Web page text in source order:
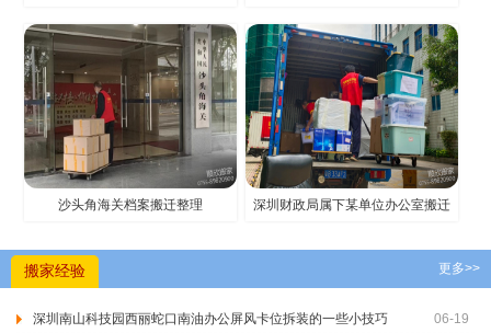
沙头角海关档案搬迁整理 深圳财政局属下某单位办公室搬迁
更多>>
搬家经验
06-19
深圳南山科技园西丽蛇口南油办公屏风卡位拆装的一些小技巧